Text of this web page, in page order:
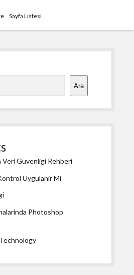
Sayfa Listesi
Ara
Guvenligi Rehberi
Uygulanir Mi
Photoshop